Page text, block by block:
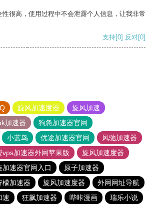
性很高，使用过程中不会泄露个人信息，让我非常
支持[0] 反对[0]
旋风加速度器
旋风加速
加速器
狗急加速器官网
小蓝鸟 优途加速器官网
风驰加速器
vps加速器外网苹果版
旋风加速度器
加速器官网入口
原子加速器
檬加速器 旋风加速度器
外网网址导航
速 狂飙加速器 哔咔漫画
瑞乐小说